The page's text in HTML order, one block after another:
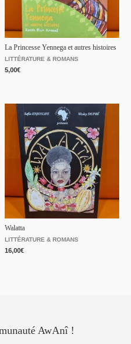
La Princesse Yennega et autres histoires
LITTÉRATURE & ROMANS
5,00€
Walatta
LITTÉRATURE & ROMANS
16,00€
AwAnî !